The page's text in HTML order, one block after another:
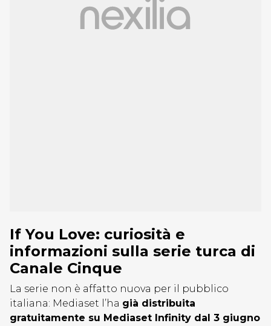
If You Love: curiosità e
informazioni sulla serie turca di
Canale Cinque
La serie non è affatto nuova per il pubblico
italiana: Mediaset l’ha già distribuita
gratuitamente su Mediaset Infinity dal 3 giugno